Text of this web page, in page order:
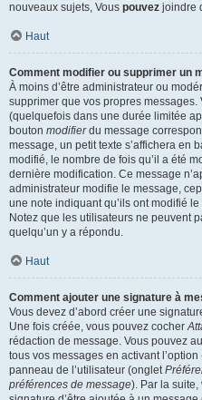
nouveaux sujets, Vous pouvez joindre
Haut
Comment modifier ou supprimer un
À moins d’être administrateur ou
supprimer que vos propres
(quelquefois dans une durée limitée
bouton modifierdu message
message, un petit texte s’affichera en
modifié, le nombre de fois qu’il a été
dernière modification. Ce message
administrateur modifie le message,
une note indiquant qu’ils ont modifié
Notez que les utilisateurs ne peuvent
quelqu’un y a répondu.
Haut
Comment ajouter une signature à
Vous devez d’abord créer une
Une fois créée, vous pouvez cocher
rédaction de message. Vous pouvez
tous vos messages en activant
panneau de l’utilisateur (onglet
préférences de message). Par la